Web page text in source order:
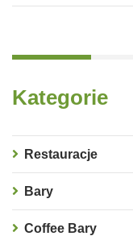
Kategorie
Restauracje
Bary
Coffee Bary